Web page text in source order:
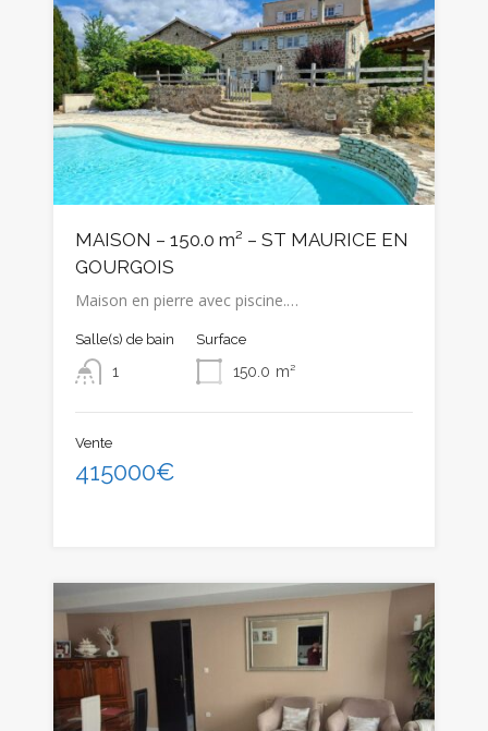
MAISON – 150.0 m² – ST MAURICE EN
GOURGOIS
Maison en pierre avec piscine.…
Salle(s) de bain
1
Surface
150.0 m²
Vente
415000€